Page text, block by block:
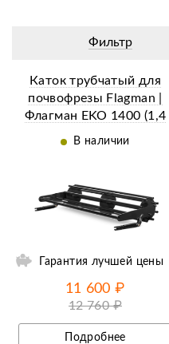
Фильтр
Каток трубчатый для
почвофрезы Flagman |
Флагман EKO 1400 (1,4
В наличии
Гарантия лучшей цены
11 600 ₽
12 760 ₽
Подробнее
Ещё 4 фотографии